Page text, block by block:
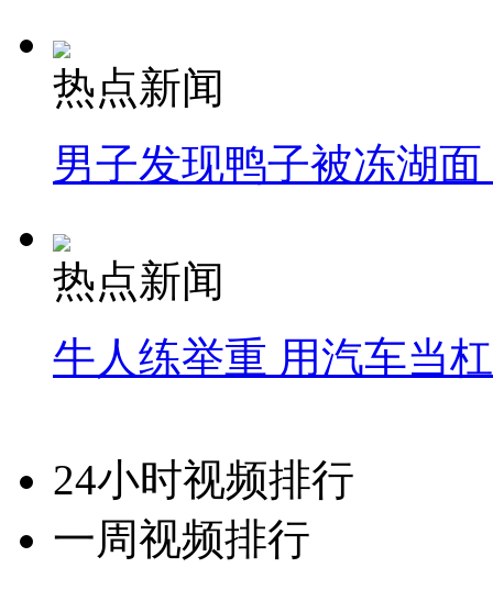
热点新闻
男子发现鸭子被冻湖
热点新闻
牛人练举重 用汽车当
24小时视频排行
一周视频排行